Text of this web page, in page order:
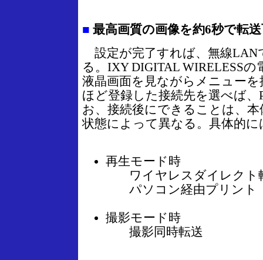
■ 最高画質の画像を約6秒で転
設定が完了すれば、無線LAN
る。IXY DIGITAL WIRELESS
液晶画面を見ながらメニュー
ほど登録した接続先を選べば
お、接続後にできることは、
状態によって異なる。具体的
再生モード時
ワイヤレスダイレクト
パソコン経由プリント
撮影モード時
撮影同時転送